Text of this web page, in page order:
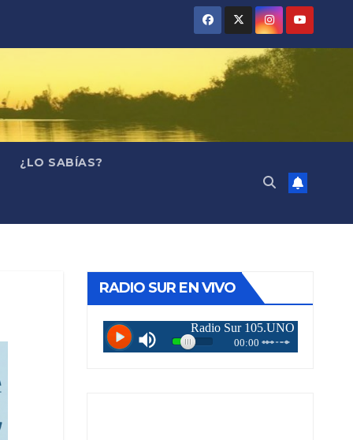
¿LO SABÍAS?
RADIO SUR EN VIVO